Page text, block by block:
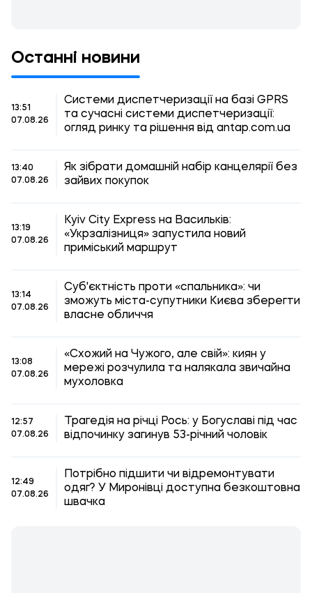
Останні новини
13:51
07.08.26
Системи диспетчеризації на базі GPRS
та сучасні системи диспетчеризації:
огляд ринку та рішення від antap.com.ua
13:40
07.08.26
Як зібрати домашній набір канцелярії без
зайвих покупок
13:19
07.08.26
Kyiv City Express на Васильків:
«Укрзалізниця» запустила новий
приміський маршрут
13:14
07.08.26
Суб'єктність проти «спальника»: чи
зможуть міста-супутники Києва зберегти
власне обличчя
13:08
07.08.26
«Схожий на Чужого, але свій»: киян у
мережі розчулила та налякала звичайна
мухоловка
12:57
07.08.26
Трагедія на річці Рось: у Богуславі під час
відпочинку загинув 53-річний чоловік
12:49
07.08.26
Потрібно підшити чи відремонтувати
одяг? У Миронівці доступна безкоштовна
швачка